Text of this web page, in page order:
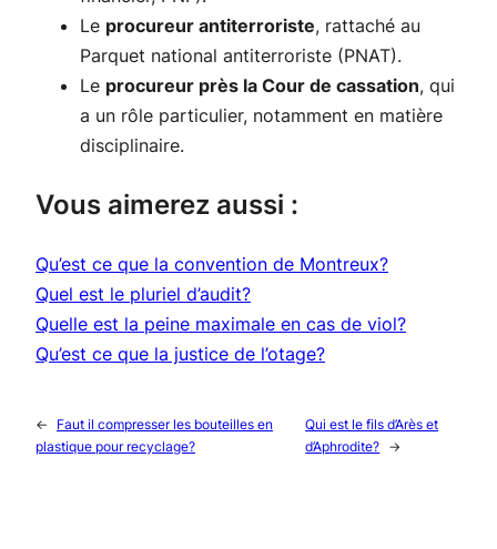
Le procureur antiterroriste, rattaché au
Parquet national antiterroriste (PNAT).
Le procureur près la Cour de cassation, qui
a un rôle particulier, notamment en matière
disciplinaire.
Vous aimerez aussi :
Qu’est ce que la convention de Montreux?
Quel est le pluriel d’audit?
Quelle est la peine maximale en cas de viol?
Qu’est ce que la justice de l’otage?
←
Faut il compresser les bouteilles en
plastique pour recyclage?
Qui est le fils d’Arès et
d’Aphrodite? →